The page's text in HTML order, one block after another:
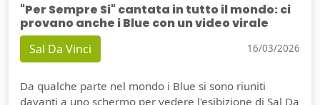
"Per Sempre Si" cantata in tutto il mondo: ci
provano anche i Blue con un video virale
Sal Da Vinci 16/03/2026
Da qualche parte nel mondo i Blue si sono riuniti
davanti a uno schermo per vedere l'esibizione di Sal Da